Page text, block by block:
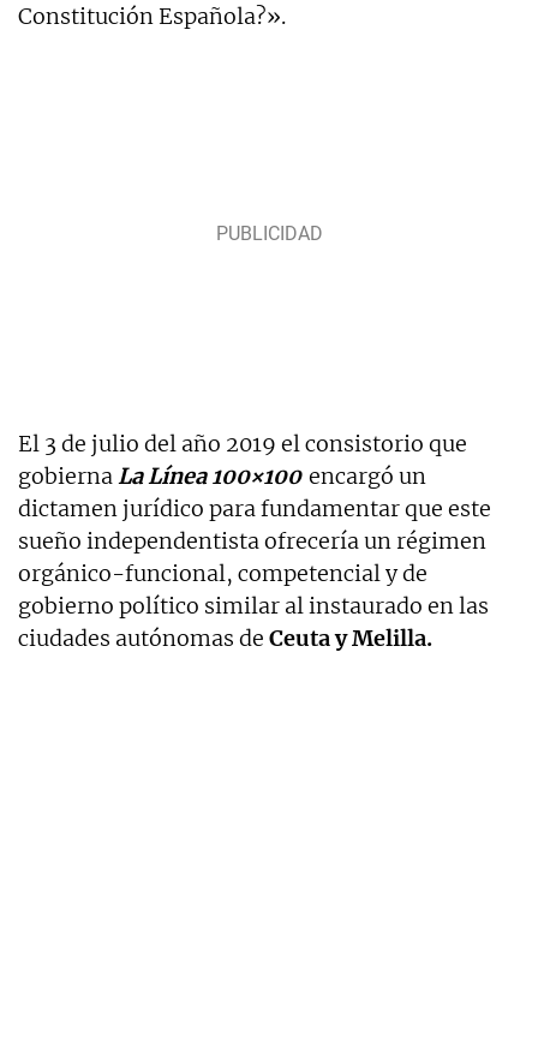
Constitución Española?».
El 3 de julio del año 2019 el consistorio que
gobiernaLa Línea 100×100 encargó un
dictamen jurídico para fundamentar que este
sueño independentista ofrecería un régimen
orgánico-funcional, competencial y de
gobierno político similar al instaurado en las
ciudades autónomas de Ceuta y Melilla.